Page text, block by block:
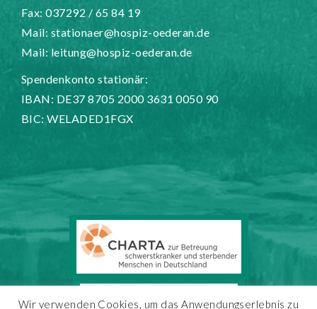
Fax: 037292 / 65 84 19
Mail: stationaer@hospiz-oederan.de
Mail: leitung@hospiz-oederan.de
Spendenkonto stationär:
IBAN: DE37 8705 2000 3631 0050 90
BIC: WELADED1FGX
Wir verwenden Cookies, um das Anwendungserlebnis zu